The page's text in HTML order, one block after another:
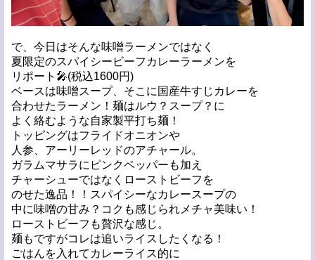
で、今日はそんな味噌ラーメンではなく
夏限定のスパイシービーフカレーラーメンを
リポート🎤(税込1600円)
ベースは味噌スープ、そこに国産牛すじカレーを
合わせたラーメン！麺はルウ？スープ？に
よく絡むような自家製平打ち麺！
トッピングはフライドオニオンや
人参、アーリーレッドのアチャール。
ガラムマサラにピンクペッパーも加え
チャーシューではなくローストビーフを
のせた逸品！！スパイシーなカレースープの
中に味噌の甘み？コクも感じられメチャ美味い！
ローストビーフも贅沢な感じ。
麺もですがコレは追いライスしたくなる！
ごはんを入れてカレーライス的に